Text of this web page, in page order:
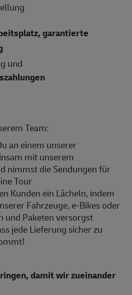
garantierte
und
Team:
an einem unserer
mit unserem
nimmst die Sendungen für
Tour
Kunden ein Lächeln, indem
Fahrzeuge, e-Bikes oder
und Paketen versorgst
jede Lieferung sicher zu
damit wir zueinander